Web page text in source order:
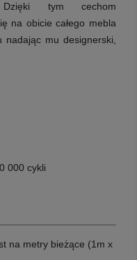
Dzięki tym cechom
na obicie całego mebla
nadając mu designerski,
000 cykli
na metry bieżące (1m x